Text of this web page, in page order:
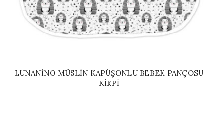
LUNANINO MÜSLIN KAPÜŞONLU BEBEK PANÇOSU
KIRPI